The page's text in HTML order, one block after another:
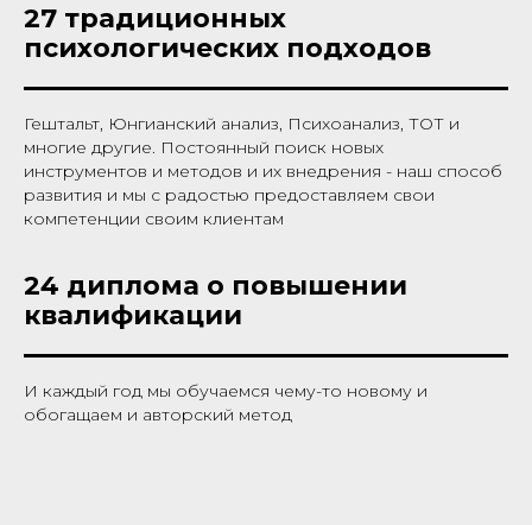
27 традиционных
психологических подходов
Гештальт, Юнгианский анализ, Психоанализ, ТОТ и
многие другие. Постоянный поиск новых
инструментов и методов и их внедрения - наш способ
развития и мы с радостью предоставляем свои
компетенции своим клиентам
24 диплома о повышении
квалификации
И каждый год мы обучаемся чему-то новому и
обогащаем и авторский метод